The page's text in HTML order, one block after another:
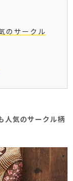
のサークル
人気のサークル柄